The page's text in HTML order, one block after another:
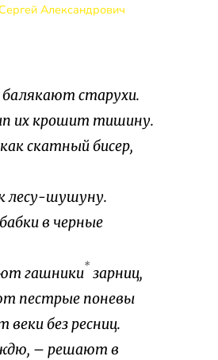
Александрович
старухи.
их крошит тишину.
скатный бисер,
лесу-шушуну.
в черные
гашники* зарниц,
пестрые поневы
без ресниц.
– решают в